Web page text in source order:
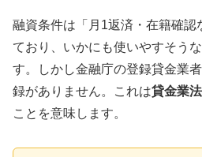
融資条件は「月1返済・在籍確認
ており、いかにも使いやすそう
す。しかし金融庁の登録貸金業
録がありません。これは貸金業
ことを意味します。